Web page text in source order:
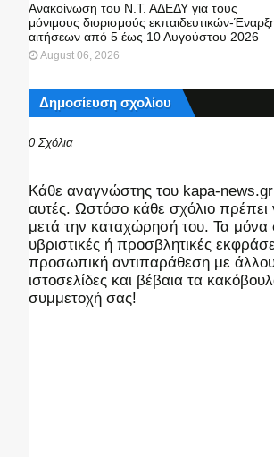
Ανακοίνωση του Ν.Τ. ΑΔΕΔΥ για τους
μόνιμους διορισμούς εκπαιδευτικών-
αιτήσεων από 5 έως 10 Αυγούστου 2026
August 06, 2026
Δημοσίευση σχολίου
0 Σχόλια
Kάθε αναγνώστης του kapa-news.gr
αυτές. Ωστόσο κάθε σχόλιο πρέπει
μετά την καταχώρησή του. Τα μόνα
υβριστικές ή προσβλητικές
προσωπική αντιπαράθεση με
ιστοσελίδες και βέβαια τα
συμμετοχή σας!